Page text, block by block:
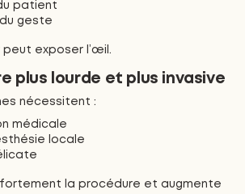
patient
geste
peut exposer l’œil.
plus lourde et plus invasive
nécessitent :
médicale
locale
la procédure et augmente